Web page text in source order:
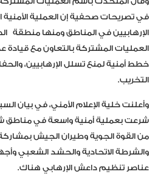
في تصريحات صحفية إن العملية
الإرهابيين في المناطق ومنها منطقة
العمليات المشتركة بالتعاون مع قيادة
خطط أمنية لمنع تسلل الإرهابيين،
التخريب.
وأعلنت خلية الإعلام الأمني، في بيان
شرعت بعملية أمنية واسعة في مناطق
من القوة الجوية وطيران الجيش
والشرطة الاتحادية والحشد الشعبي
عناصر تنظيم داعش الإرهابي هناك.